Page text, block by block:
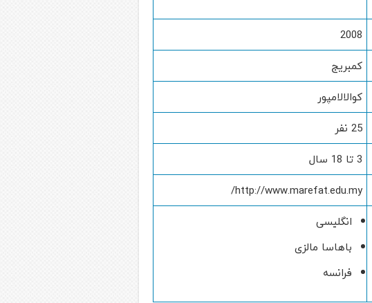
2008
کمبریج
کوالالامپور
25 نفر
3 تا 18 سال
http://www.marefat.edu.my/
انگلیسی
باهاسا مالزی
فرانسه